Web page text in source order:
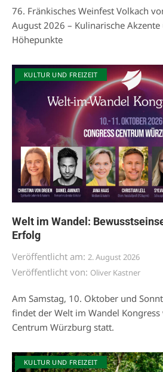
76. Fränkisches Weinfest Volkach
August 2026 – Kulinarische
Höhepunkte
KULTUR UND FREIZEIT
Welt im Wandel:
Erfolg
Veröffentlicht am: 2. August 2026
Veröffentlicht von: Oliver Kastner
Am Samstag, 10. Oktober und
findet der Welt im Wandel
Centrum Würzburg statt.
KULTUR UND FREIZEIT